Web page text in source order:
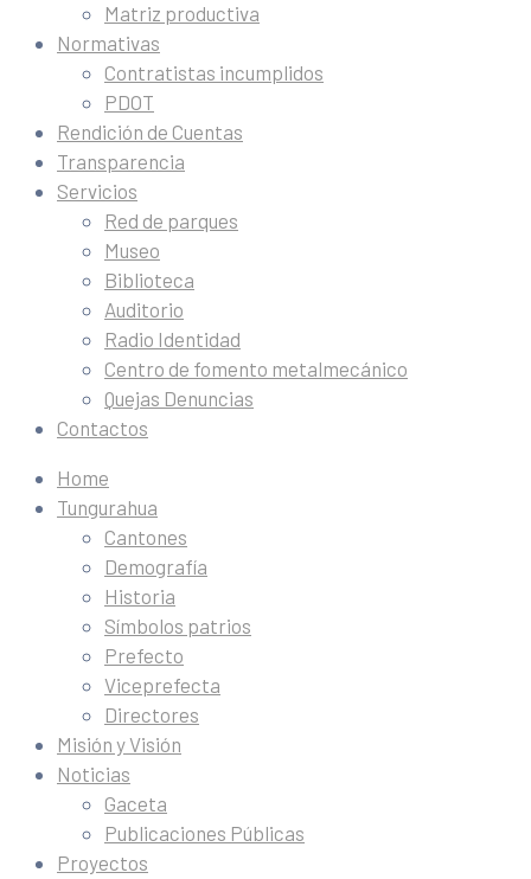
Matriz productiva
Normativas
Contratistas incumplidos
PDOT
Rendición de Cuentas
Transparencia
Servicios
Red de parques
Museo
Biblioteca
Auditorio
Radio Identidad
Centro de fomento metalmecánico
Quejas Denuncias
Contactos
Home
Tungurahua
Cantones
Demografía
Historia
Símbolos patrios
Prefecto
Viceprefecta
Directores
Misión y Visión
Noticias
Gaceta
Publicaciones Públicas
Proyectos